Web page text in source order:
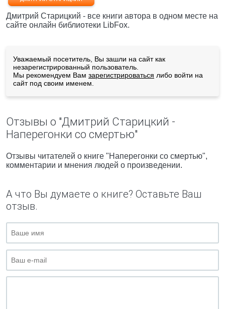
Дмитрий Старицкий - все книги автора в одном месте на
сайте онлайн библиотеки LibFox.
Уважаемый посетитель, Вы зашли на сайт как
незарегистрированный пользователь.
Мы рекомендуем Вам зарегистрироваться либо войти на
сайт под своим именем.
Отзывы о "Дмитрий Старицкий -
Наперегонки со смертью"
Отзывы читателей о книге "Наперегонки со смертью",
комментарии и мнения людей о произведении.
А что Вы думаете о книге? Оставьте Ваш
отзыв.